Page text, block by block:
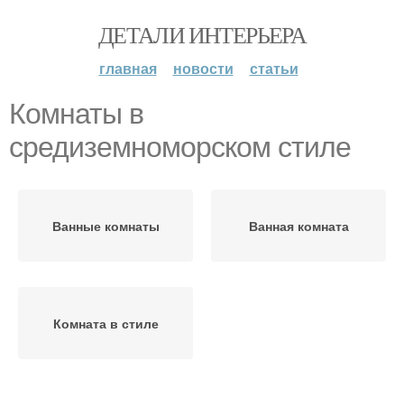
ДЕТАЛИ ИНТЕРЬЕРА
главная новости статьи
Комнаты в
средиземноморском стиле
Ванные комнаты Ванная комната
Комната в стиле